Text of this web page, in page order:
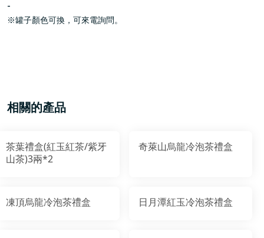
-
※罐子顏色可換，可來電詢問。
相關的產品
茶葉禮盒(紅玉紅茶/紫牙
山茶)3兩*2
奇萊山烏龍冷泡茶禮盒
凍頂烏龍冷泡茶禮盒 日月潭紅玉冷泡茶禮盒